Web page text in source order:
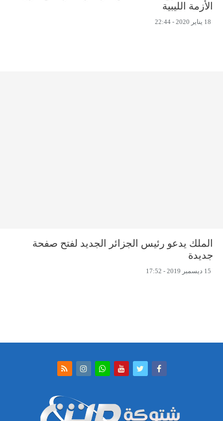
الأزمة الليبية
18 يناير 2020 - 22:44
الملك يدعو رئيس الجزائر الجديد لفتح صفحة
جديدة
15 ديسمبر 2019 - 17:52